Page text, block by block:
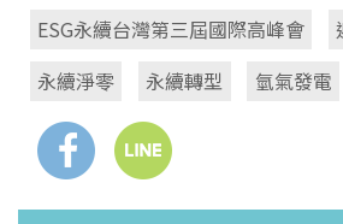
ESG永續台灣第三屆國際高峰會
永續淨零
永續轉型 氫氣發電